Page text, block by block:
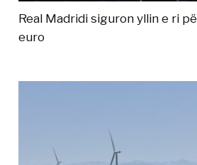
Real Madridi siguron yllin e ri
euro